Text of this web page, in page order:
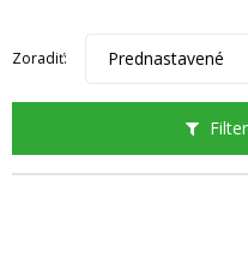
Zoradiť: Prednastavené